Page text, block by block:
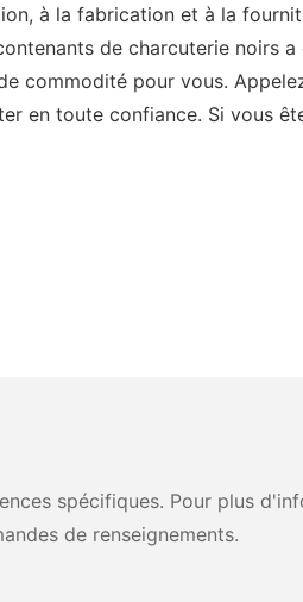
à la fabrication et à la
de charcuterie noirs
commodité pour vous.
en toute confiance. Si vous
spécifiques. Pour plus
de renseignements.